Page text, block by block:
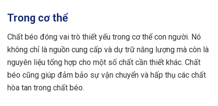
Trong cơ thể
Chất béo đóng vai trò thiết yếu trong cơ thể con người. Nó
không chỉ là nguồn cung cấp và dự trữ năng lượng mà còn là
nguyên liệu tổng hợp cho một số chất cần thiết khác. Chất
béo cũng giúp đảm bảo sự vận chuyển và hấp thụ các chất
hòa tan trong chất béo.